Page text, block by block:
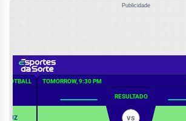
Publicidade